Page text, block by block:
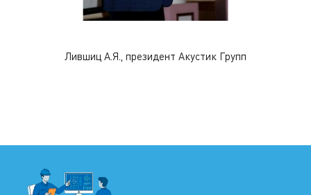
Лившиц А.Я., президент Акустик Групп